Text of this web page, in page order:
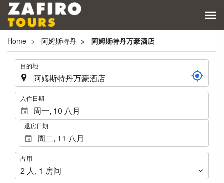
Home 阿姆斯特丹 阿姆斯特丹万豪酒店
. 目的地
. 入住日期
退房日期
占
用
占用
2 人, 1 房间